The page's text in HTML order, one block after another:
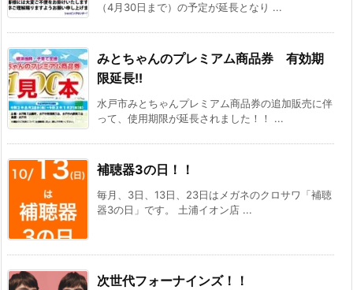
（4月30日まで）の予定が延長となり ...
みとちゃんのプレミアム商品券 有効期
限延長!!
水戸市みとちゃんプレミアム商品券の追加販売に伴
って、使用期限が延長されました！！ ...
補聴器3の日！！
毎月、3日、13日、23日はメガネのクロサワ「補聴
器3の日」です。 土浦イオン店 ...
次世代フォーナインズ！！